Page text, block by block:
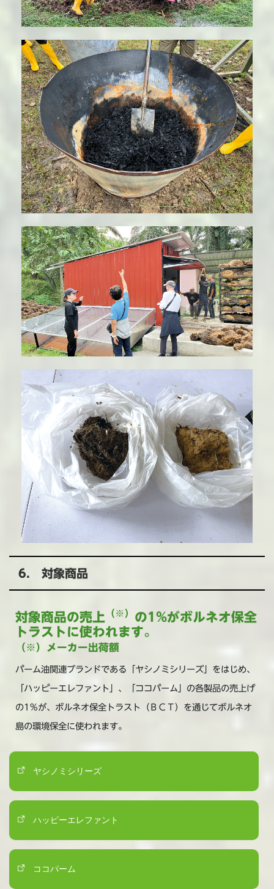
6. 対象商品
対象商品の売上 （※） の1%がボルネオ保全
トラストに使われます。
（※）メーカー出荷額
パーム油関連ブランドである「ヤシノミシリーズ」をはじめ、
「ハッピーエレファント」、「ココパーム」の各製品の売上げ
の1%が、ボルネオ保全トラスト（ＢＣＴ）を通じてボルネオ
島の環境保全に使われます。
ヤシノミシリーズ
ハッピーエレファント
ココパーム